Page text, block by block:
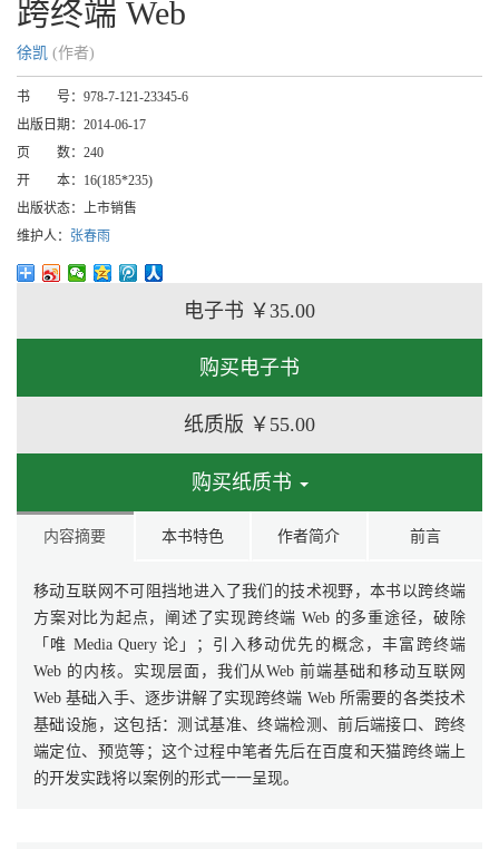
跨终端 Web
徐凯 (作者)
书 号： 978-7-121-23345-6
出版日期： 2014-06-17
页 数： 240
开 本： 16(185*235)
出版状态：
上市销售
维护人： 张春雨
电子书 ￥35.00
购买电子书
纸质版 ￥55.00
购买纸质书
内容摘要 本书特色 作者简介 前言
移动互联网不可阻挡地进入了我们的技术视野，本书以跨终端
方案对比为起点，阐述了实现跨终端 Web 的多重途径，破除
「唯 Media Query 论」；引入移动优先的概念，丰富跨终端
Web 的内核。实现层面，我们从Web 前端基础和移动互联网
Web 基础入手、逐步讲解了实现跨终端 Web 所需要的各类技术
基础设施，这包括：测试基准、终端检测、前后端接口、跨终
端定位、预览等；这个过程中笔者先后在百度和天猫跨终端上
的开发实践将以案例的形式一一呈现。